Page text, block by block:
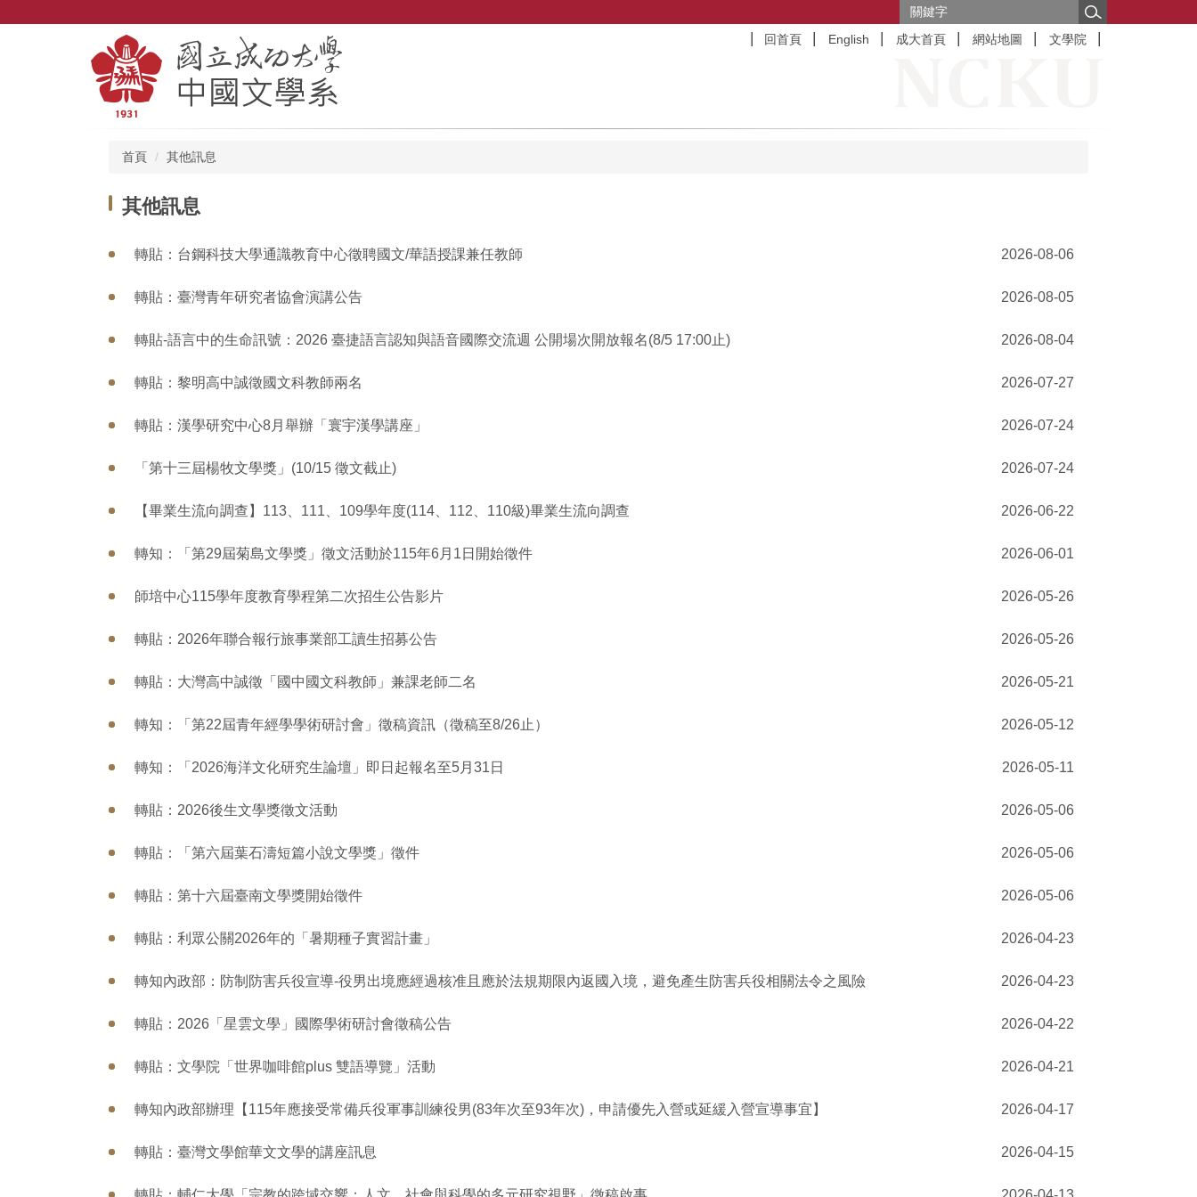
回首頁 English 成大首頁 網站地圖 文學院
首頁 其他訊息
其他訊息
轉貼：台鋼科技大學通識教育中心徵聘國文/華語授課兼任教師 2026-08-06
轉貼：臺灣青年研究者協會演講公告 2026-08-05
轉貼-語言中的生命訊號：2026 臺捷語言認知與語音國際交流週 公開場次開放報名(8/5 17:00止) 2026-08-04
轉貼：黎明高中誠徵國文科教師兩名 2026-07-27
轉貼：漢學研究中心8月舉辦「寰宇漢學講座」 2026-07-24
「第十三屆楊牧文學獎」(10/15 徵文截止) 2026-07-24
【畢業生流向調查】113、111、109學年度(114、112、110級)畢業生流向調查 2026-06-22
轉知：「第29屆菊島文學獎」徵文活動於115年6月1日開始徵件 2026-06-01
師培中心115學年度教育學程第二次招生公告影片 2026-05-26
轉貼：2026年聯合報行旅事業部工讀生招募公告 2026-05-26
轉貼：大灣高中誠徵「國中國文科教師」兼課老師二名 2026-05-21
轉知：「第22屆青年經學學術研討會」徵稿資訊（徵稿至8/26止） 2026-05-12
轉知：「2026海洋文化研究生論壇」即日起報名至5月31日 2026-05-11
轉貼：2026後生文學獎徵文活動 2026-05-06
轉貼：「第六屆葉石濤短篇小說文學獎」徵件 2026-05-06
轉貼：第十六屆臺南文學獎開始徵件 2026-05-06
轉貼：利眾公關2026年的「暑期種子實習計畫」 2026-04-23
轉知內政部：防制防害兵役宣導-役男出境應經過核准且應於法規期限內返國入境，避免產生防害兵役相關法令之風險 2026-04-23
轉貼：2026「星雲文學」國際學術研討會徵稿公告 2026-04-22
轉貼：文學院「世界咖啡館plus 雙語導覽」活動 2026-04-21
轉知內政部辦理【115年應接受常備兵役軍事訓練役男(83年次至93年次)，申請優先入營或延緩入營宣導事宜】 2026-04-17
轉貼：臺灣文學館華文文學的講座訊息 2026-04-15